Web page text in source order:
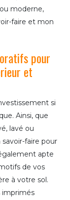
moderne,
faire et mon
pour
et
si
Ainsi, que
lavé ou
faire pour
apte
de vos
à votre sol.
imprimés